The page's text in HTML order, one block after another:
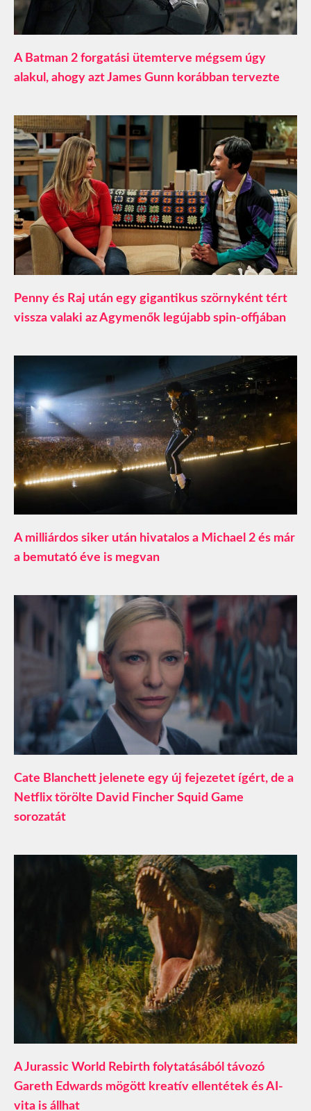
A Batman 2 forgatási ütemterve mégsem úgy
alakul, ahogy azt James Gunn korábban tervezte
Penny és Raj után egy gigantikus szörnyként tért
vissza valaki az Agymenők legújabb spin-offjában
A milliárdos siker után hivatalos a Michael 2 és már
a bemutató éve is megvan
Cate Blanchett jelenete egy új fejezetet ígért, de a
Netflix törölte David Fincher Squid Game
sorozatát
A Jurassic World Rebirth folytatásából távozó
Gareth Edwards mögött kreatív ellentétek és AI-
vita is állhat